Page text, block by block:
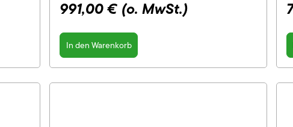
991,00 € (o. MwSt.)
In den Warenkorb